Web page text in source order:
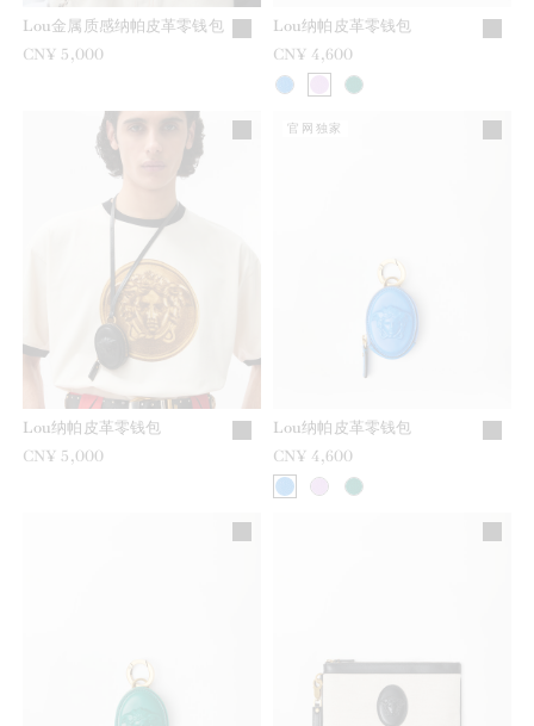
Lou金属质感纳帕皮革零钱包
CN¥ 5,000
Lou纳帕皮革零钱包
CN¥ 4,600
Lou纳帕皮革零钱包
CN¥ 5,000
Lou纳帕皮革零钱包
CN¥ 4,600
官网独家